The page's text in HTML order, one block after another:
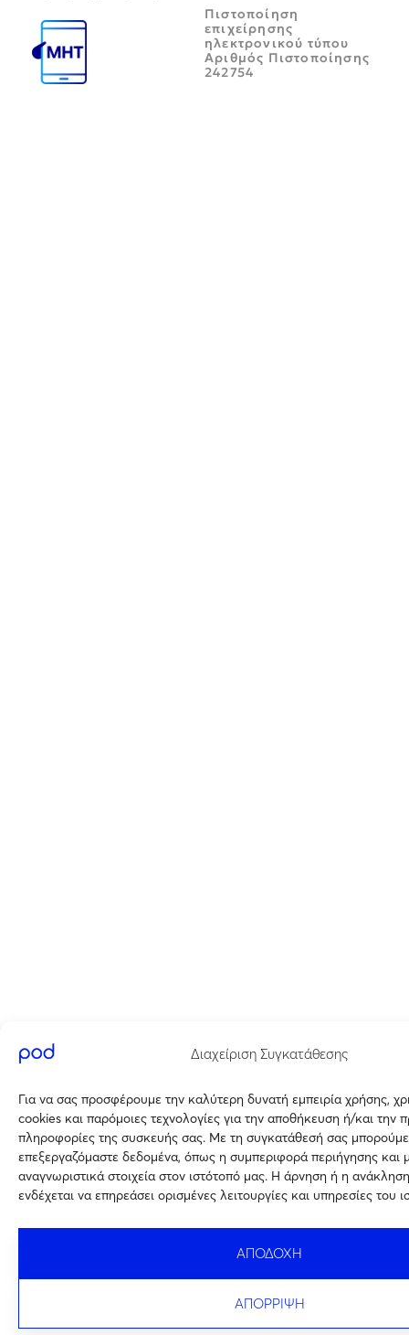
Διαχείριση Συγκατάθεσης
Για να σας προσφέρουμε την καλύτερη δυνατή εμπειρία χρήσης,
cookies και παρόμοιες τεχνολογίες για την αποθήκευση ή/και την
πληροφορίες της συσκευής σας. Με τη συγκατάθεσή σας
επεξεργαζόμαστε δεδομένα, όπως η συμπεριφορά περιήγησης και
αναγνωριστικά στοιχεία στον ιστότοπό μας. Η άρνηση ή η
ενδέχεται να επηρεάσει ορισμένες λειτουργίες και υπηρεσίες του
ΑΠΟΔΟΧΗ
ΑΠΟΡΡΙΨΗ
Πιστοποίηση
επιχείρησης
ηλεκτρονικού τύπου
Αριθμός Πιστοποίησης
242754